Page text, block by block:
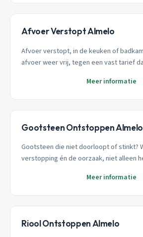
Afvoer Verstopt Almelo
Afvoer verstopt, in de keuken of
afvoer weer vrij, tegen een vast tarief
Meer informatie
Gootsteen Ontstoppen Almelo
Gootsteen die niet doorloopt of stinkt?
verstopping én de oorzaak, niet alleen
Meer informatie
Riool Ontstoppen Almelo